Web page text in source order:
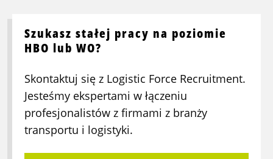
Szukasz stałej pracy na poziomie
HBO lub WO?
Skontaktuj się z Logistic Force Recruitment.
Jesteśmy ekspertami w łączeniu
profesjonalistów z firmami z branży
transportu i logistyki.